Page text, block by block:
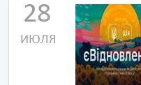
28
ИЮЛЯ